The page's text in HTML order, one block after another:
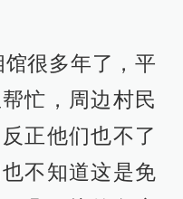
很多年了，平
忙，周边村民
正他们也不了
不知道这是免